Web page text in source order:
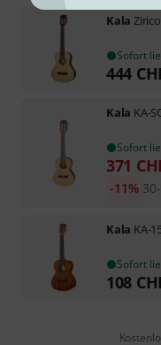
Kala
Sofort
444
Kala KA-
Sofort
371
-11%
Kala KA-
Sofort
108